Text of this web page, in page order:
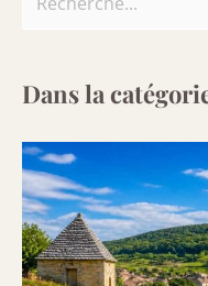
Dans la